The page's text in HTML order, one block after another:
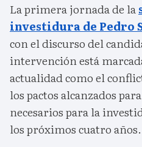
La primera jornada de la
investidura de Pedro
con el discurso del
intervención está
actualidad como el
los pactos alcanzados
necesarios para la
los próximos cuatro años.